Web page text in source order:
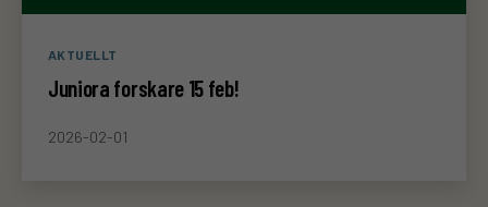
Kategorier
AKTUELLT
Juniora forskare 15 feb!
2026-02-01